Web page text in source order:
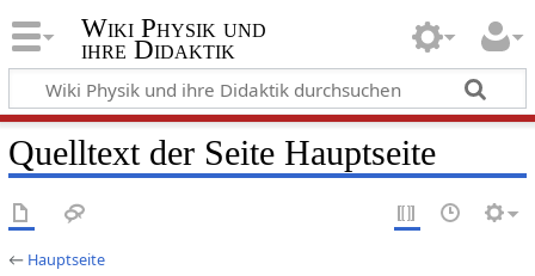
Wiki Physik und
ihre Didaktik
Quelltext der Seite Hauptseite
← Hauptseite